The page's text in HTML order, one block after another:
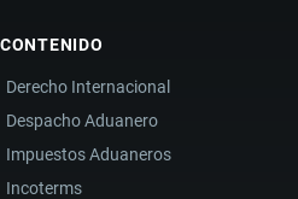
CONTENIDO
Derecho Internacional
Despacho Aduanero
Impuestos Aduaneros
Incoterms